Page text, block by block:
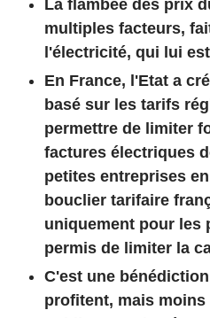
La flambée des prix
multiples facteurs,
l'électricité, qui lui
En France, l'Etat a
basé sur les tarifs
permettre de limiter
factures électriques
petites entreprises en
bouclier tarifaire
uniquement pour les
permis de limiter la
C'est une
profitent, mais